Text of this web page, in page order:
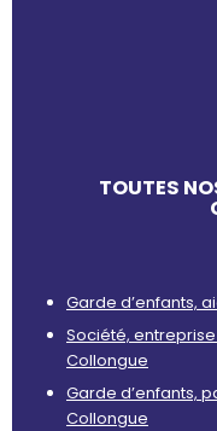
TOUTES
Garde d’enfants,
Société,
Collongue
Garde d’enfants,
Collongue